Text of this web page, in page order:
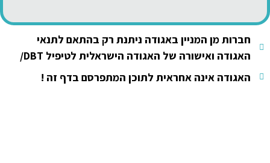
חברות מן המניין באגודה ניתנת רק בהתאם לתנאי
האגודה ואישורה של האגודה הישראלית לטיפיל DBT/
האגודה אינה אחראית לתוכן המתפרסם בדף זה !